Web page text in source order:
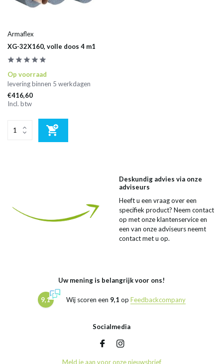
Armaflex
XG-32X160, volle doos 4 m1
Op voorraad
levering binnen 5 werkdagen
€416,60
Incl. btw
Deskundig advies via onze
adviseurs
Heeft u een vraag over een
specifiek product? Neem contact
op met onze klantenservice en
een van onze adviseurs neemt
contact met u op.
Uw mening is belangrijk voor ons!
9,1 Wij scoren een 9,1 op Feedbackcompany
Socialmedia
Meld je aan voor onze nieuwsbrief